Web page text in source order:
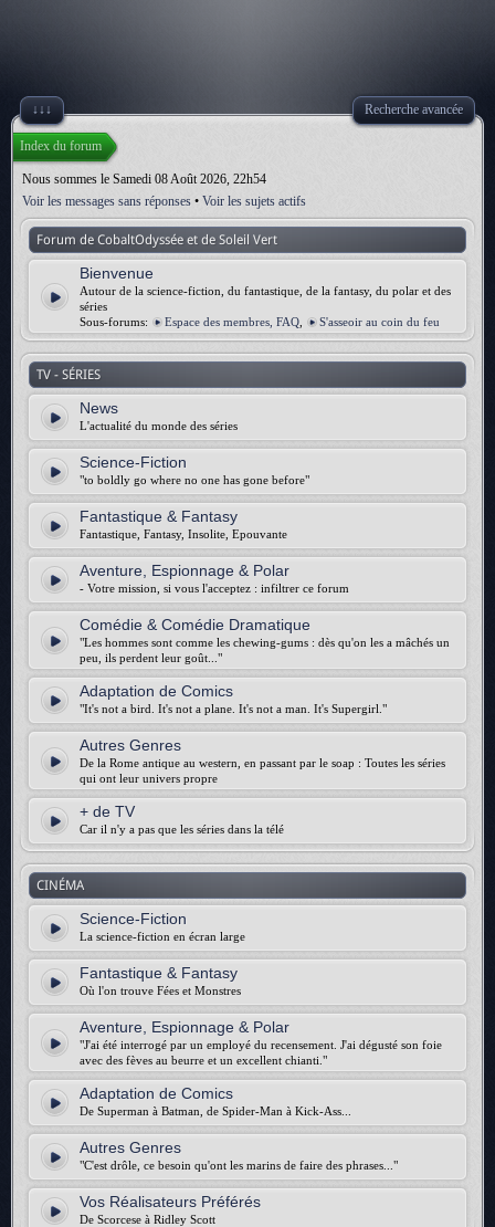
↓↓↓ Recherche avancée
Index du forum
Nous sommes le Samedi 08 Août 2026, 22h54
Voir les messages sans réponses • Voir les sujets actifs
Forum de CobaltOdyssée et de Soleil Vert
Bienvenue
Autour de la science-fiction, du fantastique, de la fantasy, du polar et des
séries
Sous-forums:
Espace des membres, FAQ S'asseoir au coin du feu
TV - SÉRIES
News
L'actualité du monde des séries
Science-Fiction
"to boldly go where no one has gone before"
Fantastique & Fantasy
Fantastique, Fantasy, Insolite, Epouvante
Aventure, Espionnage & Polar
- Votre mission, si vous l'acceptez : infiltrer ce forum
Comédie & Comédie Dramatique
"Les hommes sont comme les chewing-gums : dès qu'on les a mâchés un
peu, ils perdent leur goût..."
Adaptation de Comics
"It's not a bird. It's not a plane. It's not a man. It's Supergirl."
Autres Genres
De la Rome antique au western, en passant par le soap : Toutes les séries
qui ont leur univers propre
+ de TV
Car il n'y a pas que les séries dans la télé
CINÉMA
Science-Fiction
La science-fiction en écran large
Fantastique & Fantasy
Où l'on trouve Fées et Monstres
Aventure, Espionnage & Polar
"J'ai été interrogé par un employé du recensement. J'ai dégusté son foie
avec des fèves au beurre et un excellent chianti."
Adaptation de Comics
De Superman à Batman, de Spider-Man à Kick-Ass...
Autres Genres
"C'est drôle, ce besoin qu'ont les marins de faire des phrases..."
Vos Réalisateurs Préférés
De Scorcese à Ridley Scott